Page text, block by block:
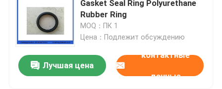
Gasket Seal Ring Polyurethane
Rubber Ring
MOQ：ПК 1
Цена：Подлежит обсуждению
Лучшая цена
контактные
данные